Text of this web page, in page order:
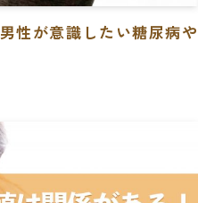
性が意識したい糖尿病や